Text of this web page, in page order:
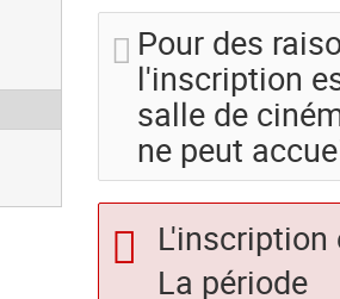
Pour des
l'inscription
salle de
ne peut
L'inscription
La période